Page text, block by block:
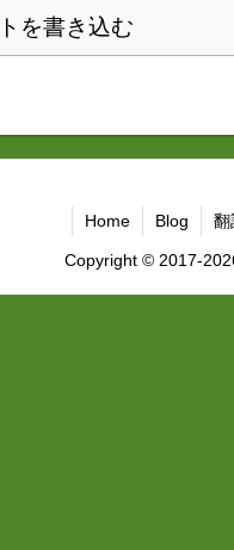
を書き込む
Home Blog 翻
Copyright © 2017-